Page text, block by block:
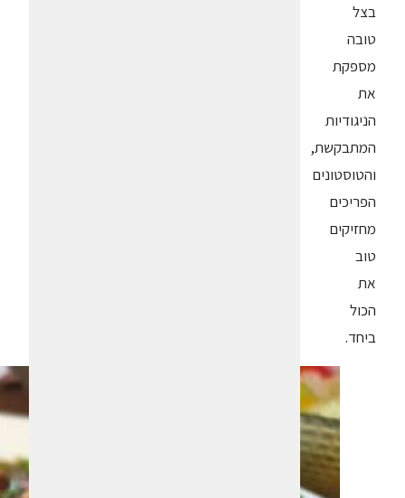
בצל
טובה
מספקת
את
הניגודיות
המתבקשת,
והטוסטונים
הפריכים
מחזיקים
טוב
את
הכול
ביחד.